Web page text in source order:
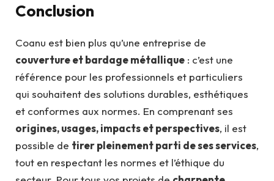
Conclusion
Coanu est bien plus qu’une entreprise de
couverture et bardage métallique : c’est une
référence pour les professionnels et particuliers
qui souhaitent des solutions durables, esthétiques
et conformes aux normes. En comprenant ses
origines, usages, impacts et perspectives, il est
possible de tirer pleinement parti de ses services,
tout en respectant les normes et l’éthique du